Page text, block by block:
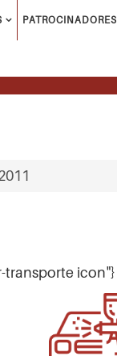
PATROCINADORES
transporte icon"}